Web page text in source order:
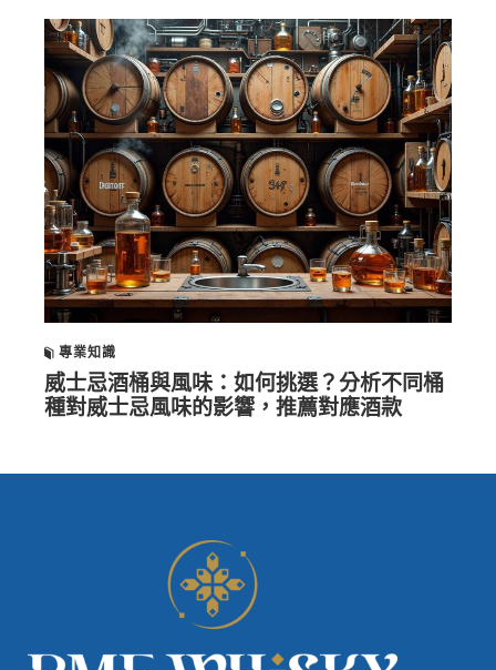
專業知識
威士忌酒桶與風味：如何挑選？分析不同桶
種對威士忌風味的影響，推薦對應酒款